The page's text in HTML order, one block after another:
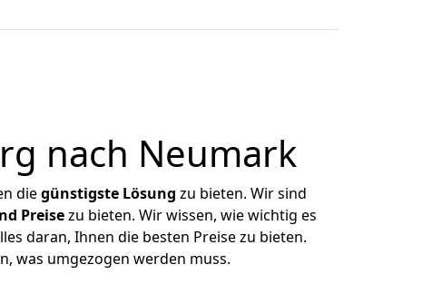
nach Neumark
diegünstigste Lösung zu bieten. Wir sind
Preisezu bieten. Wir wissen, wie wichtig es
daran, Ihnen die besten Preise zu bieten.
was umgezogen werden muss.